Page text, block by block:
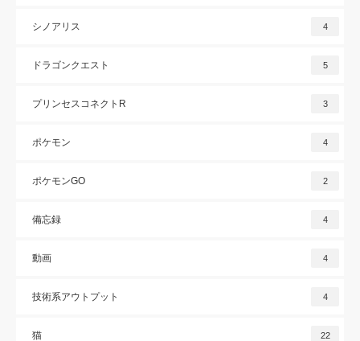
シノアリス 4
ドラゴンクエスト 5
プリンセスコネクトR 3
ポケモン 4
ポケモンGO 2
備忘録 4
動画 4
技術系アウトプット 4
猫 22